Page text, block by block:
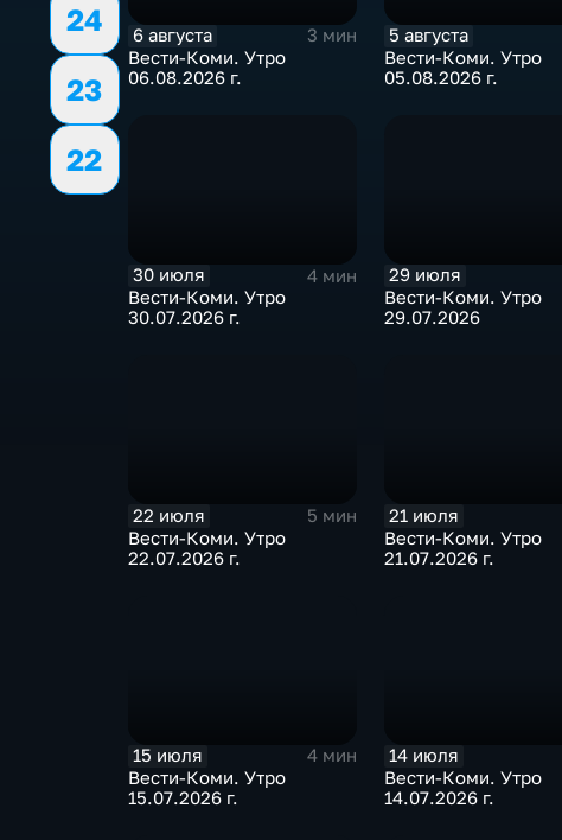
24
23
22
6 августа
3 мин
Вести-Коми. Утро
06.08.2026 г.
5 августа
Вести-Коми. Утро
05.08.2026 г.
30 июля
4 мин
Вести-Коми. Утро
30.07.2026 г.
29 июля
Вести-Коми. Утро
29.07.2026
22 июля
5 мин
Вести-Коми. Утро
22.07.2026 г.
21 июля
Вести-Коми. Утро
21.07.2026 г.
15 июля
4 мин
Вести-Коми. Утро
15.07.2026 г.
14 июля
Вести-Коми. Утро
14.07.2026 г.